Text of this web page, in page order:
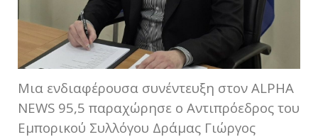
Μια ενδιαφέρουσα συνέντευξη στον ALPHA
NEWS 95,5 παραχώρησε ο Αντιπρόεδρος του
Εμπορικού Συλλόγου Δράμας Γιώργος